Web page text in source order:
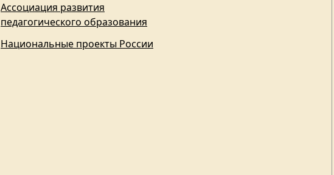
Ассоциация развития
педагогического образования
Национальные проекты России